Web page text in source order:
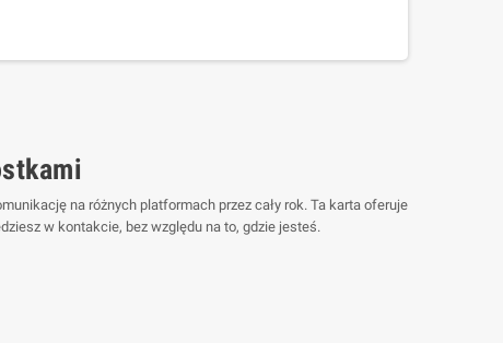
na różnych platformach przez cały rok. Ta karta oferuje
w kontakcie, bez względu na to, gdzie jesteś.